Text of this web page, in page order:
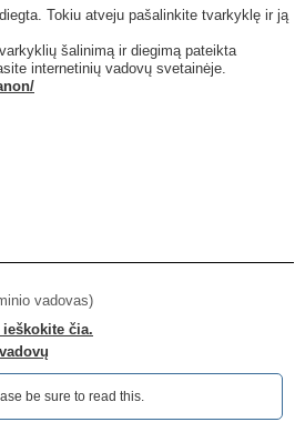
Tokiu atveju pašalinkite tvarkyklę ir ją
šalinimą ir diegimą pateikta
internetinių vadovų svetainėje.
vadovas)
čia.
be sure to read this.‎